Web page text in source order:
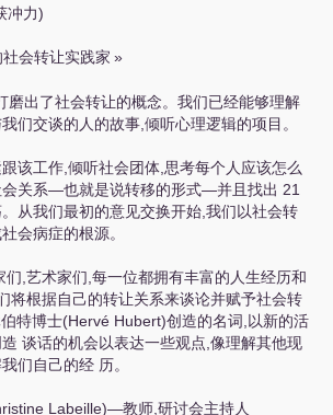
冲力)
会转让实践家 »
磨出了社会转让的概念。我们已经能够理解
们交谈的人的故事,倾听心理逻辑的项目。
该工作,倾听社会团体,思考每个人应该怎么
关系—也就是说转移的形式—并且找出 21
从我们最初的意见交换开始,我们以社会转
会病症的根源。
们,艺术家们,每一位都拥有丰富的人生经历和
将根据自己的转让关系来谈论并赋予社会转
特博士(Hervé Hubert)创造的名词,以新的活
谈话的机会以表达一些观点,像理解其他现
们自己的经 历。
Labeille)—教师,研讨会主持人